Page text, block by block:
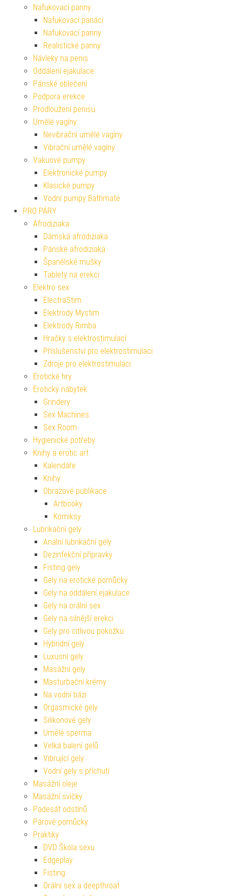
Nafukovací panny
Nafukovací panáci
Nafukovací panny
Realistické panny
Návleky na penis
Oddálení ejakulace
Pánské oblečení
Podpora erekce
Prodloužení penisu
Umělé vagíny
Nevibrační umělé vagíny
Vibrační umělé vagíny
Vakuové pumpy
Elektronické pumpy
Klasické pumpy
Vodní pumpy Bathmate
PRO PÁRY
Afrodiziaka
Dámská afrodiziaka
Pánské afrodiziaka
Španělské mušky
Tablety na erekci
Elektro sex
ElectraStim
Elektrody Mystim
Elektrody Rimba
Hračky s elektrostimulací
Příslušenství pro elektrostimulaci
Zdroje pro elektrostimulaci
Erotické hry
Erotický nábytek
Grindery
Sex Machines
Sex Room
Hygienické potřeby
Knihy a erotic art
Kalendáře
Knihy
Obrazové publikace
Artbooky
Komiksy
Lubrikační gely
Anální lubrikační gely
Dezinfekční přípravky
Fisting gely
Gely na erotické pomůcky
Gely na oddálení ejakulace
Gely na orální sex
Gely na silnější erekci
Gely pro citlivou pokožku
Hybridní gely
Luxusní gely
Masážní gely
Masturbační krémy
Na vodní bázi
Orgasmické gely
Silikonové gely
Umělé sperma
Velká balení gelů
Vibrující gely
Vodní gely s příchutí
Masážní oleje
Masážní svíčky
Padesát odstínů
Párové pomůcky
Praktiky
DVD Škola sexu
Edgeplay
Fisting
Orální sex a deepthroat